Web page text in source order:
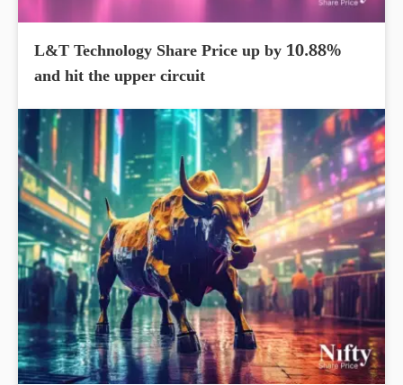
L&T Technology Share Price up by 10.88%
and hit the upper circuit